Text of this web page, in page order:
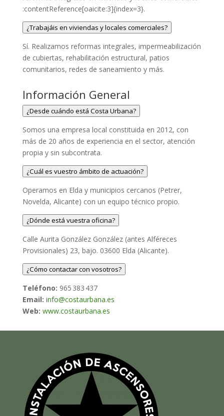
:contentReference[oaicite:3]{index=3}.
¿Trabajáis en viviendas y locales comerciales?
Sí. Realizamos reformas integrales, impermeabilización
de cubiertas, rehabilitación estructural, patios
comunitarios, redes de saneamiento y más.
Información General
¿Desde cuándo está Costa Urbana?
Somos una empresa local constituida en 2012, con
más de 20 años de experiencia en el sector, atención
propia y sin subcontrata.
¿Cuál es vuestro ámbito de actuación?
Operamos en Elda y municipios cercanos (Petrer,
Novelda, Alicante) con un equipo técnico propio.
¿Dónde está vuestra oficina?
Calle Aurita González González (antes Alféreces
Provisionales) 23, bajo. 03600 Elda (Alicante).
¿Cómo contactar con vosotros?
Teléfono: 965 383 437
Email: info@costaurbana.es
Web: www.costaurbana.es